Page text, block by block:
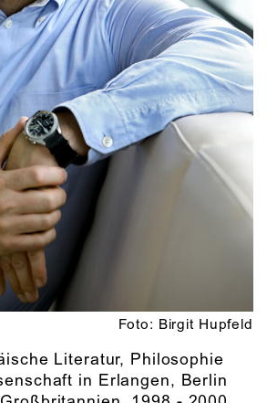
Foto: Birgit Hupfeld
Literatur, Philosophie
in Erlangen, Berlin